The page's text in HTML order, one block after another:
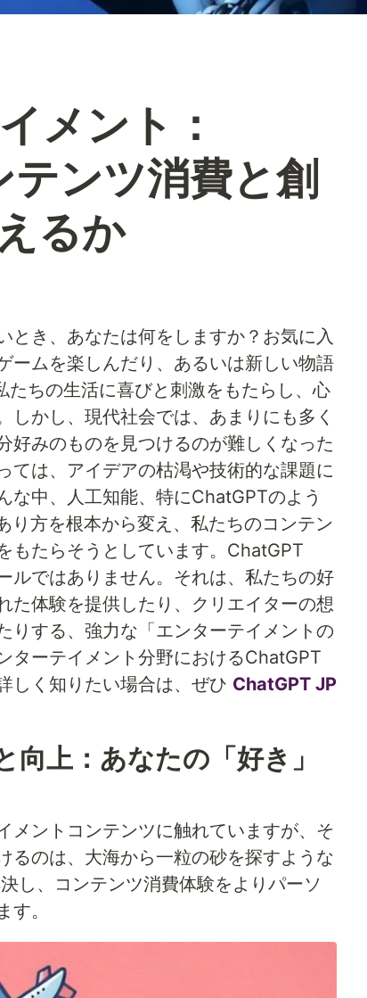
メント：
ンツ消費と創
るか
とき、あなたは何をしますか？お気に入
ームを楽しんだり、あるいは新しい物語
ちの生活に喜びと刺激をもたらし、心
かし、現代社会では、あまりにも多く
好みのものを見つけるのが難しくなった
ては、アイデアの枯渇や技術的な課題に
な中、人工知能、特にChatGPTのよう
り方を根本から変え、私たちのコンテン
もたらそうとしています。ChatGPT
ルではありません。それは、私たちの好
た体験を提供したり、クリエイターの想
りする、強力な「エンターテイメントの
ターテイメント分野におけるChatGPT
しく知りたい場合は、ぜひ ChatGPT JP
向上：あなたの「好き」
メントコンテンツに触れていますが、そ
るのは、大海から一粒の砂を探すような
し、コンテンツ消費体験をよりパーソ
。